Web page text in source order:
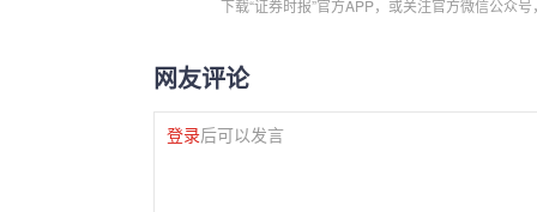
下载“证券时报”官方APP，或关注官方微信公众
网友评论
登录后可以发言